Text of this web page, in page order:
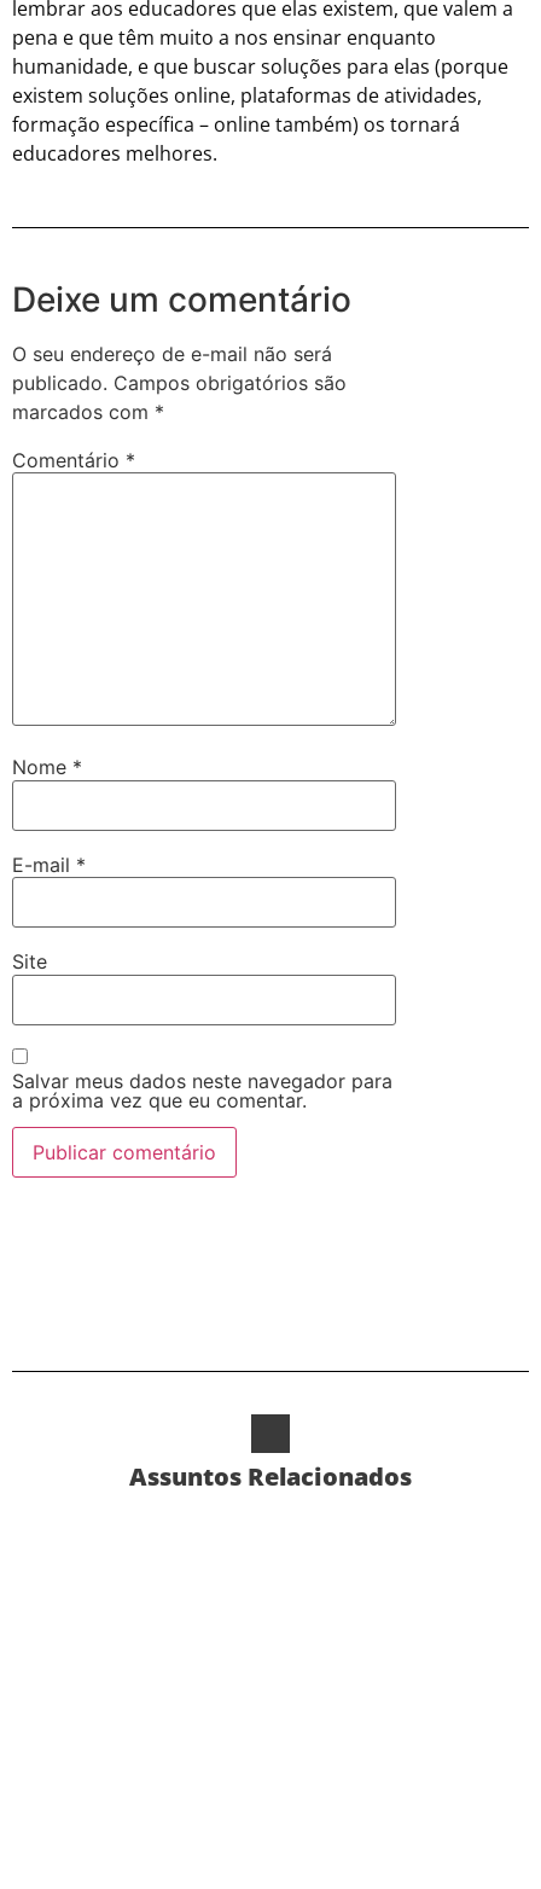
lembrar aos educadores que elas existem, que valem a
pena e que têm muito a nos ensinar enquanto
humanidade, e que buscar soluções para elas (porque
existem soluções online, plataformas de atividades,
formação específica – online também) os tornará
educadores melhores.
Deixe um comentário
O seu endereço de e-mail não será
publicado. Campos obrigatórios são
marcados com *
Comentário *
Nome *
E-mail *
Site
Salvar meus dados neste navegador para
a próxima vez que eu comentar.
Assuntos Relacionados